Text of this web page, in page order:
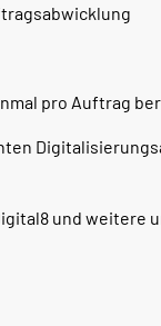
pro Auftrag
Digital8 und